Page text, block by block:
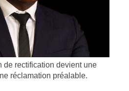
de rectification devient une
réclamation préalable.